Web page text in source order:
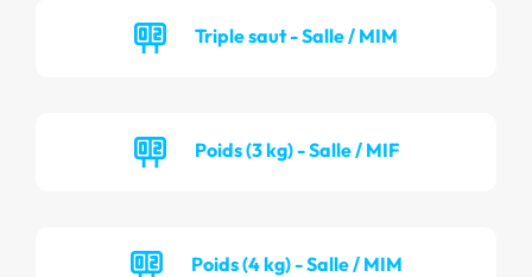
Triple saut - Salle / MIM
Poids (3 kg) - Salle / MIF
Poids (4 kg) - Salle / MIM